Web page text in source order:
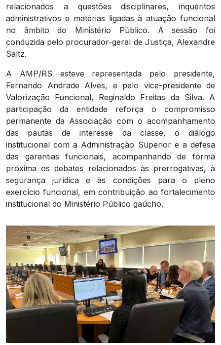
relacionados a questões disciplinares, inquéritos
administrativos e matérias ligadas à atuação funcional
no âmbito do Ministério Público. A sessão foi
conduzida pelo procurador-geral de Justiça, Alexandre
Saltz.
A AMP/RS esteve representada pelo presidente,
Fernando Andrade Alves, e pelo vice-presidente de
Valorização Funcional, Reginaldo Freitas da Silva. A
participação da entidade reforça o compromisso
permanente da Associação com o acompanhamento
das pautas de interesse da classe, o diálogo
institucional com a Administração Superior e a defesa
das garantias funcionais, acompanhando de forma
próxima os debates relacionados às prerrogativas, à
segurança jurídica e às condições para o pleno
exercício funcional, em contribuição ao fortalecimento
institucional do Ministério Público gaúcho.